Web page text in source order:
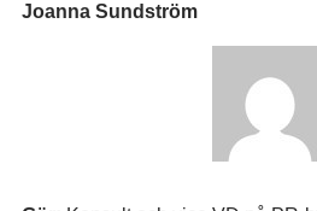
Joanna Sundström